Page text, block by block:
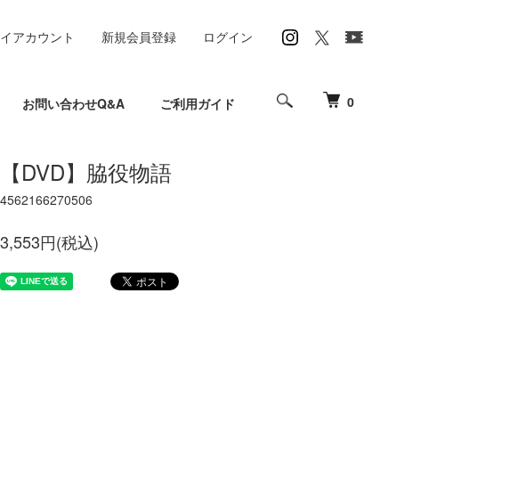
0
お問い合わせQ&A ご利用ガイド
アカウント 新規会員登録 ログイン
【DVD】脇役物語
4562166270506
3,553円(税込)